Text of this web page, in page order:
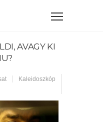
AVAGY KI
Kaleidoszkóp